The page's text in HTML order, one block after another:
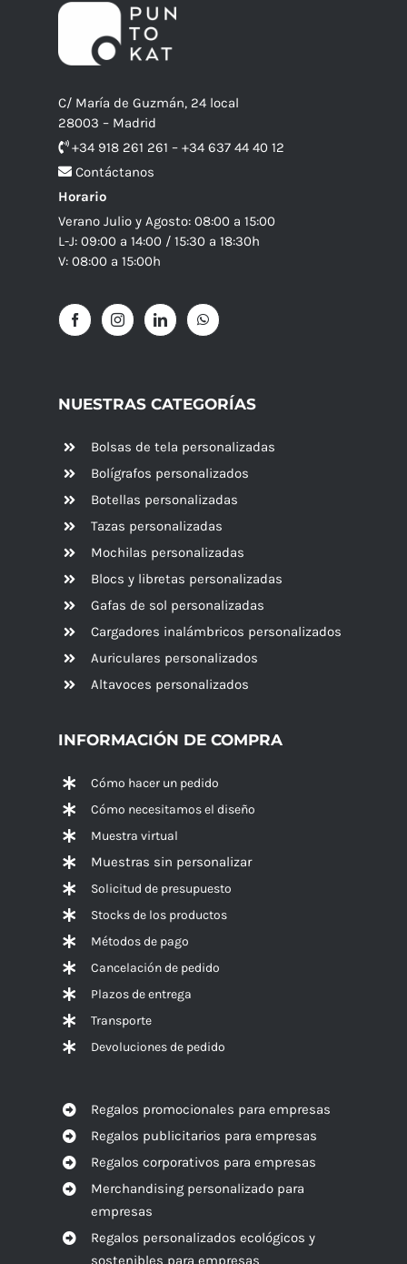
C/ María de Guzmán, 24 local
28003 – Madrid
+34 918 261 261 – +34 637 44 40 12
Contáctanos
Horario
Verano Julio y Agosto: 08:00 a 15:00
L-J: 09:00 a 14:00 / 15:30 a 18:30h
V: 08:00 a 15:00h
NUESTRAS CATEGORÍAS
Bolsas de tela personalizadas
Bolígrafos personalizados
Botellas personalizadas
Tazas personalizadas
Mochilas personalizadas
Blocs y libretas personalizadas
Gafas de sol personalizadas
Cargadores inalámbricos personalizados
Auriculares personalizados
Altavoces personalizados
INFORMACIÓN DE COMPRA
Cómo hacer un pedido
Cómo necesitamos el diseño
Muestra virtual
Muestras sin personalizar
Solicitud de presupuesto
Stocks de los productos
Métodos de pago
Cancelación de pedido
Plazos de entrega
Transporte
Devoluciones de pedido
Regalos promocionales para empresas
Regalos publicitarios para empresas
Regalos corporativos para empresas
Merchandising personalizado para
empresas
Regalos personalizados ecológicos y
sostenibles para empresas